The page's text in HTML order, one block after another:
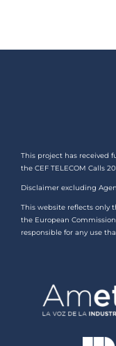
This project has received
the CEF TELECOM Calls
Disclaimer excluding
This website reflects only
the European
responsible for any use